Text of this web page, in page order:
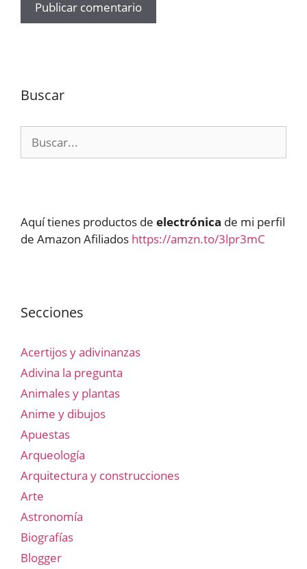
Buscar
Aquí tienes productos de electrónica de mi perfil
de Amazon Afiliados https://amzn.to/3lpr3mC
Secciones
Acertijos y adivinanzas
Adivina la pregunta
Animales y plantas
Anime y dibujos
Apuestas
Arqueología
Arquitectura y construcciones
Arte
Astronomía
Biografías
Blogger